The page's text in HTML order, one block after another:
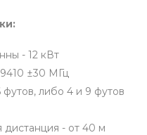
- 12 кВт
±30 МГц
либо 4 и 9 футов
- от 40 м